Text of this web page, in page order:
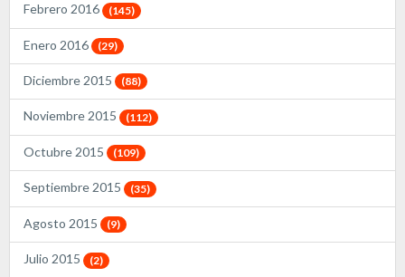
Febrero 2016 (145)
Enero 2016 (29)
Diciembre 2015 (88)
Noviembre 2015 (112)
Octubre 2015 (109)
Septiembre 2015 (35)
Agosto 2015 (9)
Julio 2015 (2)